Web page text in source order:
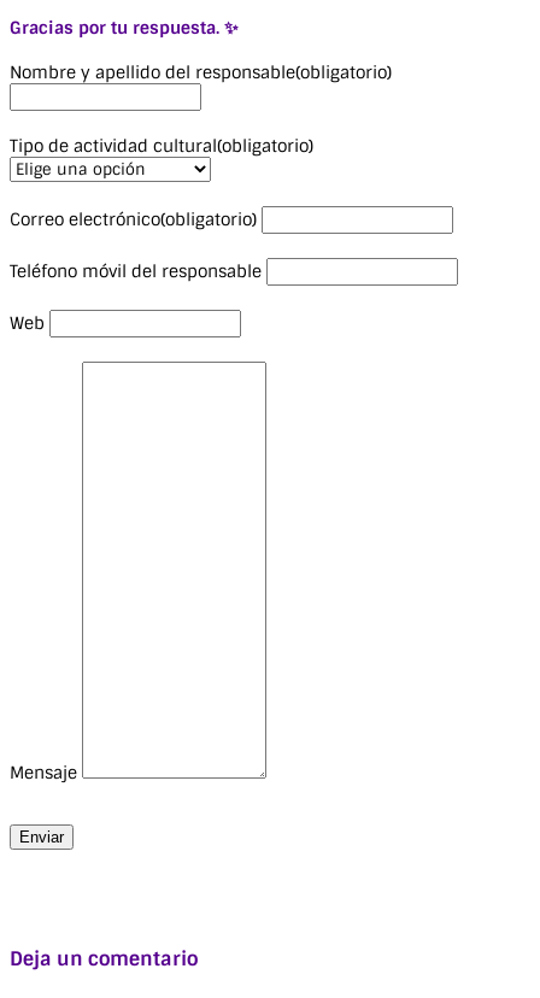
Gracias por tu respuesta. ✨
Nombre y apellido del responsable(obligatorio)
Tipo de actividad cultural(obligatorio)
Correo electrónico(obligatorio)
Teléfono móvil del responsable
Web
Mensaje
Enviar
Deja un comentario